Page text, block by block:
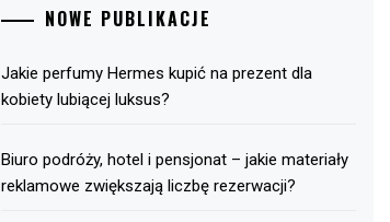
NOWE PUBLIKACJE
Jakie perfumy Hermes kupić na prezent dla
kobiety lubiącej luksus?
Biuro podróży, hotel i pensjonat – jakie materiały
reklamowe zwiększają liczbę rezerwacji?